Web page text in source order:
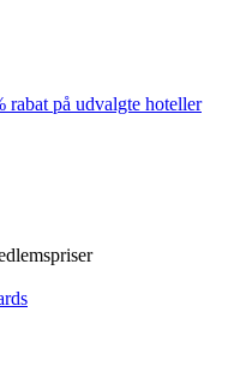
rabat på udvalgte hoteller